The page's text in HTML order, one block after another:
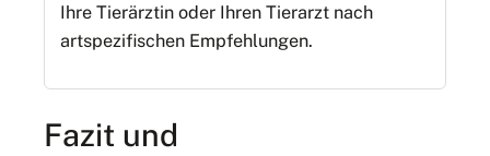
Ihre Tierärztin oder Ihren Tierarzt nach
artspezifischen Empfehlungen.
Fazit und